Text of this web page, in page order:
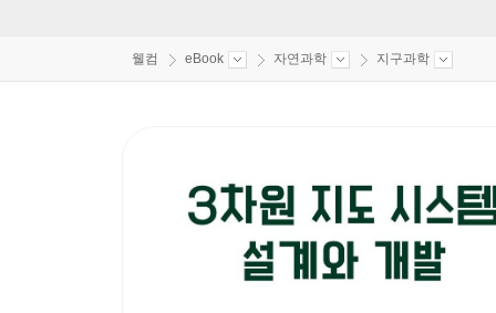
웰컴 eBook 자연과학 지구과학